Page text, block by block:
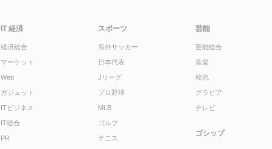
IT 経済
経済総合
マーケット
Web
ガジェット
ITビジネス
IT総合
PR
スポーツ
海外サッカー
日本代表
Jリーグ
プロ野球
MLB
ゴルフ
テニス
芸能
芸能総合
音楽
韓流
グラビア
テレビ
ゴシップ